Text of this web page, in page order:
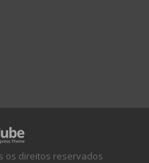
os direitos reservados